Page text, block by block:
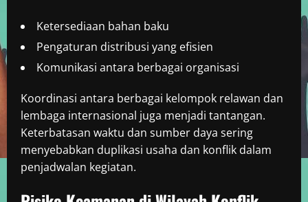
Ketersediaan bahan baku
Pengaturan distribusi yang efisien
Komunikasi antara berbagai organisasi
Koordinasi antara berbagai kelompok relawan dan
lembaga internasional juga menjadi tantangan.
Keterbatasan waktu dan sumber daya sering
menyebabkan duplikasi usaha dan konflik dalam
penjadwalan kegiatan.